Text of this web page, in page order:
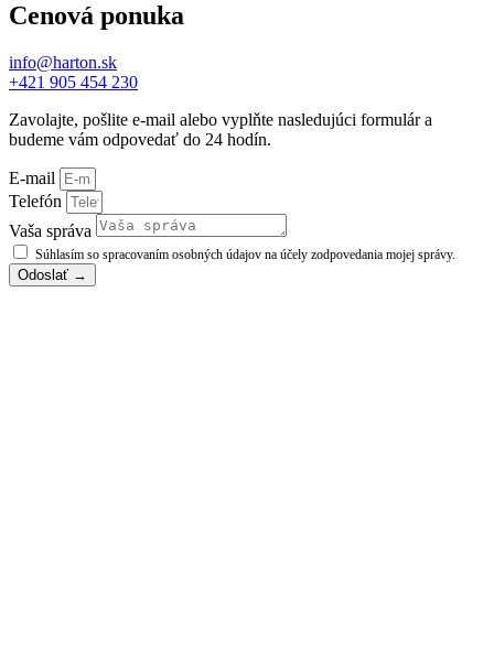
Cenová ponuka
info@harton.sk
+421 905 454 230
Zavolajte, pošlite e-mail alebo vyplňte nasledujúci formulár a
budeme vám odpovedať do 24 hodín.
E-mail
Telefón
Vaša správa
Súhlasím so spracovaním osobných údajov na účely zodpovedania mojej správy.
Odoslať →